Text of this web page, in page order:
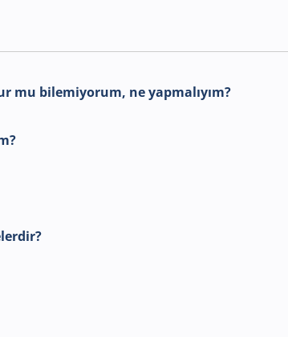
bilemiyorum, ne yapmalıyım?